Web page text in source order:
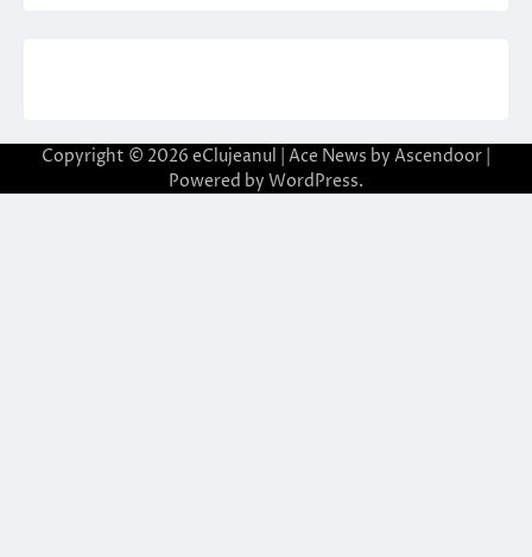
Copyright © 2026 eClujeanul | Ace News by Ascendoor
Powered by WordPress.